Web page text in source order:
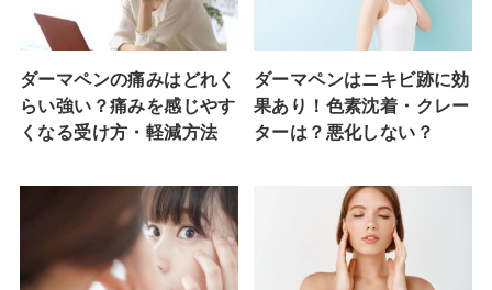
ダーマペンの痛みはどれく
らい強い？痛みを感じやす
くなる受け方・軽減方法
ダーマペンはニキビ跡に効
果あり！色素沈着・クレー
ターは？悪化しない？